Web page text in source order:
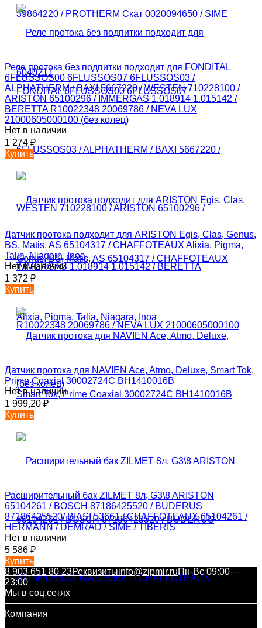
Реле протока без подпитки подходит для FONDITAL
6FLUSSOS00 6FLUSSOS07 6FLUSSOS03 /
ALPHATHERM / BAXI 5667220 / WESTEN 710228100 /
ARISTON 65100296 / IMMERGAS 1.018914 1.015142 /
BERETTA R10022348 20069786 / NEVA LUX
21000605000100 (без колец)
Нет в наличии
1 274 ₽
Купить
Датчик протока подходит для ARISTON Egis, Clas, Genus,
BS, Matis, AS 65104317 / CHAFFOTEAUX Alixia, Pigma,
Talia, Niagara, Inoa
Нет в наличии
1 372 ₽
Купить
Датчик протока для NAVIEN Ace, Atmo, Deluxe, Smart Tok,
Prime Coaxial 30002724C BH1410016B
Нет в наличии
1 999,20 ₽
Купить
Расширительный бак ZILMET 8л, G3\8 ARISTON
65104261 / BOSCH 87186425520 / BUDERUS
87186425520/ BIASI 53661 / CHAFFOTEAUX 65104261 /
HERMANN / DEMRAD / SIME / TIBERIS
Нет в наличии
5 586 ₽
Купить
8 903 651 80 23Реквизитыinfo@zipmir.ruПн-Вс 09:00—
23:00
Мы в соц.сетях
Компания